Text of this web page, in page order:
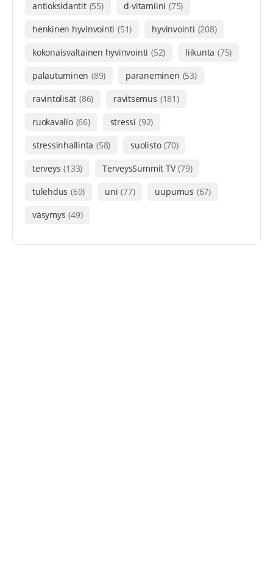
antioksidantit (55) d-vitamiini (75)
henkinen hyvinvointi (51) hyvinvointi (208)
kokonaisvaltainen hyvinvointi (52) liikunta (75)
palautuminen (89) paraneminen (53)
ravintolisät (86) ravitsemus (181)
ruokavalio (66) stressi (92)
stressinhallinta (58) suolisto (70)
terveys (133) TerveysSummit TV (79)
tulehdus (69) uni (77) uupumus (67)
väsymys (49)